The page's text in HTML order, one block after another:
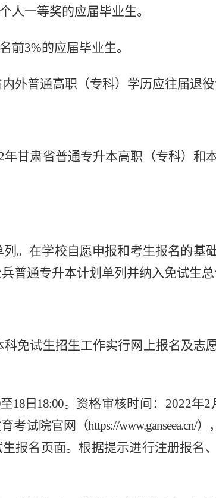
人一等奖的应届毕业生。
前3%的应届毕业生。
外普通高职（专科）学历应往届退役
甘肃省普通专升本高职（专科）和
。在学校自愿申报和考生报名的基
普通专升本计划单列并纳入免试生总
免试生招生工作实行网上报名及志
18日18:00。 资格审核时间：2022年2
考试院官网 （https://www.ganseea.cn/）
报名页面。根据提示进行注册报名